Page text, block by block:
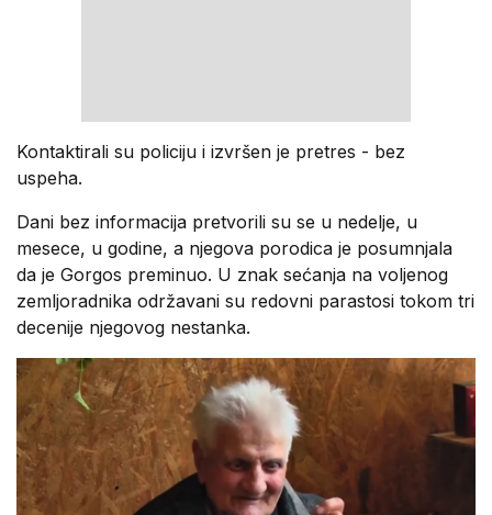
Kontaktirali su policiju i izvršen je pretres - bez
uspeha.
Dani bez informacija pretvorili su se u nedelje, u
mesece, u godine, a njegova porodica je posumnjala
da je Gorgos preminuo. U znak sećanja na voljenog
zemljoradnika održavani su redovni parastosi tokom tri
decenije njegovog nestanka.